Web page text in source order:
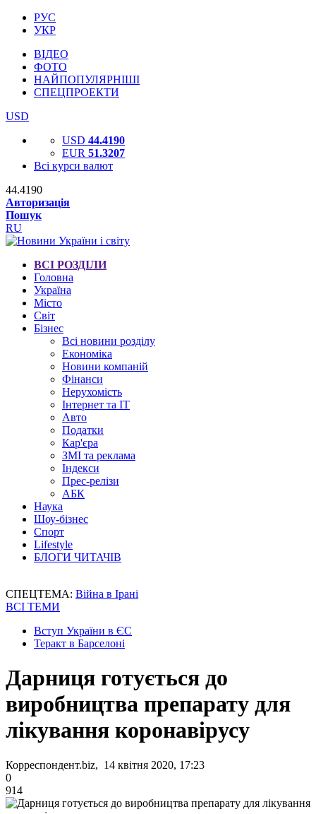
РУС
УКР
ВІДЕО
ФОТО
НАЙПОПУЛЯРНІШІ
СПЕЦПРОЕКТИ
USD
USD 44.4190
EUR 51.3207
Всі курси валют
44.4190
Авторизація
Пошук
RU
ВСІ РОЗДІЛИ
Головна
Україна
Місто
Світ
Бізнес
Всі новини розділу
Економіка
Новини компаній
Фінанси
Нерухомість
Інтернет та IT
Авто
Податки
Кар'єра
ЗМІ та реклама
Індекси
Прес-релізи
АБК
Наука
Шоу-бізнес
Спорт
Lifestyle
БЛОГИ ЧИТАЧІВ
СПЕЦТЕМА: Війна в Ірані
ВСІ ТЕМИ
Вступ України в ЄС
Теракт в Барселоні
Дарниця готується до
виробництва препарату для
лікування коронавірусу
Корреспондент.biz, 14 квітня 2020, 17:23
0
914